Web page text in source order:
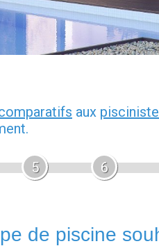
aux
5 6
de piscine